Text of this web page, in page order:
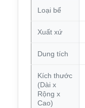
Loại bể
Xuất xứ
Dung tích
Kích thước
(Dài x
Rộng x
Cao)